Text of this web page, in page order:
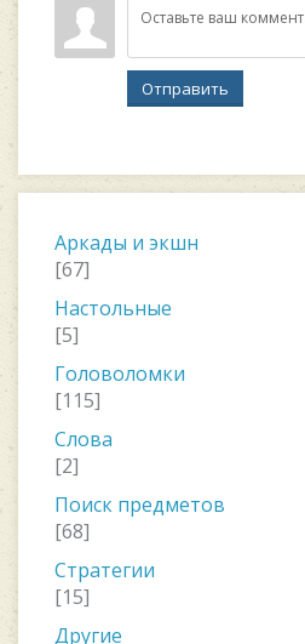
Отправить
Аркады и экшн
[67]
Настольные
[5]
Головоломки
[115]
Слова
[2]
Поиск предметов
[68]
Стратегии
[15]
Другие